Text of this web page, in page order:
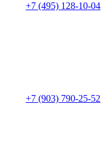
+7 (495) 128-10-04
+7 (903) 790-25-52